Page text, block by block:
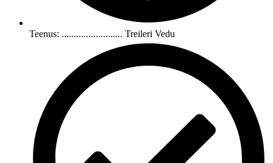
Teenus: ......................... Treileri Vedu